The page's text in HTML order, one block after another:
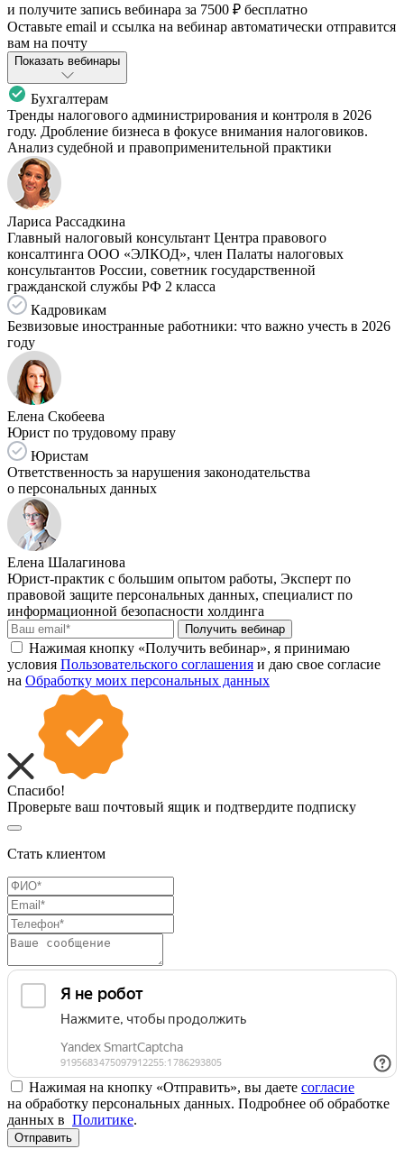
и получите запись вебинара за 7500 ₽ бесплатно
Оставьте email и ссылка на вебинар автоматически отправится
вам на почту
Показать вебинары
Бухгалтерам
Тренды налогового администрирования и контроля в 2026
году. Дробление бизнеса в фокусе внимания налоговиков.
Анализ судебной и правоприменительной практики
Лариса Рассадкина
Главный налоговый консультант Центра правового
консалтинга ООО «ЭЛКОД», член Палаты налоговых
консультантов России, советник государственной
гражданской службы РФ 2 класса
Кадровикам
Безвизовые иностранные работники: что важно учесть в 2026
году
Елена Скобеева
Юрист по трудовому праву
Юристам
Ответственность за нарушения законодательства
о персональных данных
Елена Шалагинова
Юрист-практик с большим опытом работы, Эксперт по
правовой защите персональных данных, специалист по
информационной безопасности холдинга
Получить вебинар
Нажимая кнопку «Получить вебинар», я принимаю
условия Пользовательского соглашения и даю свое согласие
на Обработку моих персональных данных
Спасибо!
Проверьте ваш почтовый ящик и подтвердите подписку
Стать клиентом
Нажимая на кнопку «Отправить», вы даете согласие
на обработку персональных данных. Подробнее об обработке
данных в Политике.
Отправить